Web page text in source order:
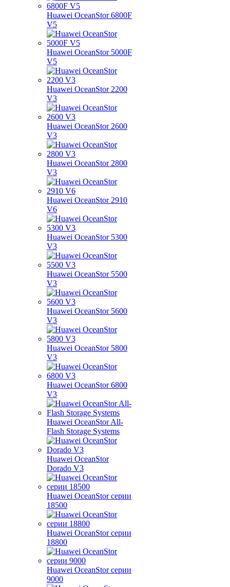
Huawei OceanStor 6800F
V5
Huawei OceanStor 5000F
V5
Huawei OceanStor 2200
V3
Huawei OceanStor 2600
V3
Huawei OceanStor 2800
V3
Huawei OceanStor 2910
V6
Huawei OceanStor 5300
V3
Huawei OceanStor 5500
V3
Huawei OceanStor 5600
V3
Huawei OceanStor 5800
V3
Huawei OceanStor 6800
V3
Huawei OceanStor All-
Flash Storage Systems
Huawei OceanStor
Dorado V3
Huawei OceanStor серии
18500
Huawei OceanStor серии
18800
Huawei OceanStor серии
9000